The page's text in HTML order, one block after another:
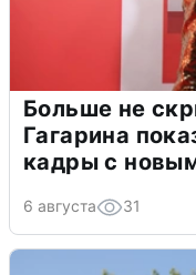
Больше не
Гагарина
кадры с
6 августа 31